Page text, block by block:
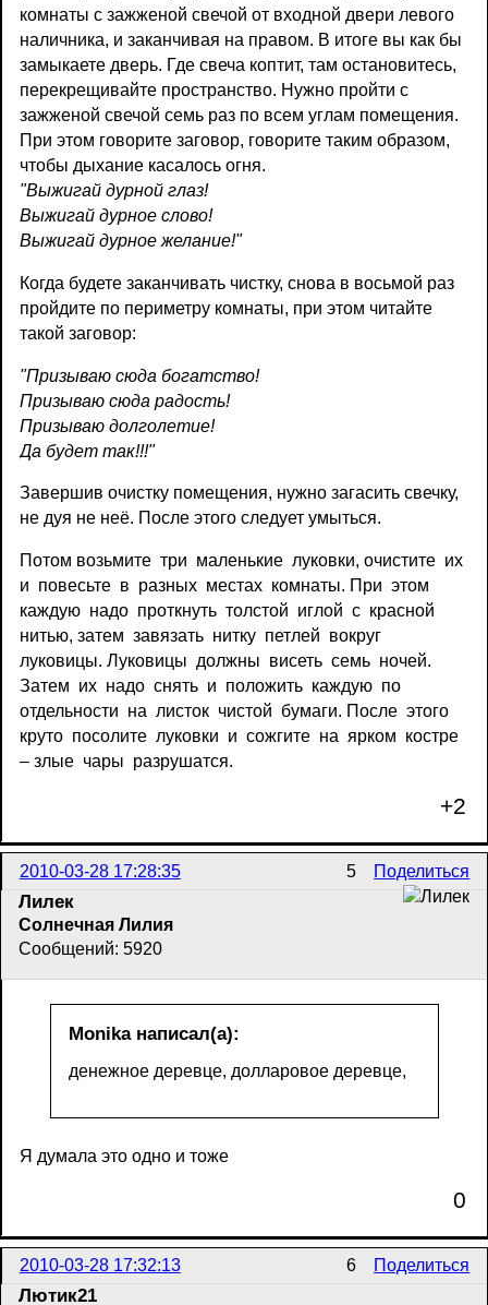
комнаты с зажженой свечой от входной двери левого
наличника, и заканчивая на правом. В итоге вы как бы
замыкаете дверь. Где свеча коптит, там остановитесь,
перекрещивайте пространство. Нужно пройти с
зажженой свечой семь раз по всем углам помещения.
При этом говорите заговор, говорите таким образом,
чтобы дыхание касалось огня.
"Выжигай дурной глаз!
Выжигай дурное слово!
Выжигай дурное желание!"
Когда будете заканчивать чистку, снова в восьмой раз
пройдите по периметру комнаты, при этом читайте
такой заговор:
"Призываю сюда богатство!
Призываю сюда радость!
Призываю долголетие!
Да будет так!!!"
Завершив очистку помещения, нужно загасить свечку,
не дуя не неё. После этого следует умыться.
Потом возьмите три маленькие луковки, очистите их
и повесьте в разных местах комнаты. При этом
каждую надо проткнуть толстой иглой с красной
нитью, затем завязать нитку петлей вокруг
луковицы. Луковицы должны висеть семь ночей.
Затем их надо снять и положить каждую по
отдельности на листок чистой бумаги. После этого
круто посолите луковки и сожгите на ярком костре
– злые чары разрушатся.
+2
Поделиться
5
2010-03-28 17:28:35
Лилек
Солнечная Лилия
Сообщений: 5920
Monika написал(а):
денежное деревце, долларовое деревце,
Я думала это одно и тоже
0
Поделиться
6
2010-03-28 17:32:13
Лютик21